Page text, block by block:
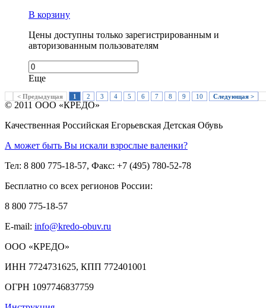
В корзину
Цены доступны только зарегистрированным и
авторизованным пользователям
Еще
< Предыдущая 1 2 3 4 5 6 7 8 9 10 Следующая >
© 2011 ООО «КРЕДО»
Качественная Российская Егорьевская Детская Обувь
А может быть Вы искали взрослые валенки?
Тел: 8 800 775-18-57, Факс: +7 (495) 780-52-78
Бесплатно со всех регионов России:
8 800 775-18-57
E-mail: info@kredo-obuv.ru
ООО «КРЕДО»
ИНН 7724731625, КПП 772401001
ОГРН 1097746837759